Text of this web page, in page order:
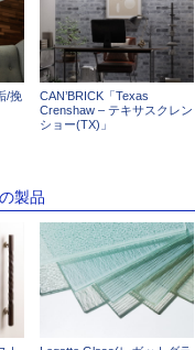
/挽
CAN’BRICK「Texas
Crenshaw – テキサスクレン
ショー(TX)」
製品